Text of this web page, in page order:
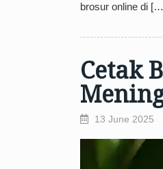
brosur online di
Cetak
13 June 2025